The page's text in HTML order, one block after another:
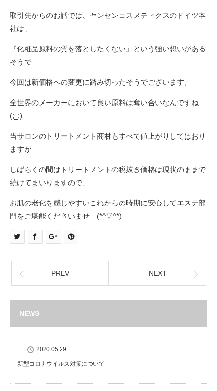
取引先からのお話では、ヤンセンコスメティクスのドイツ本
社は、
『化粧品原料の質を落としたくない』という強い想いがある
そうで
今回は新価格への変更に踏み切ったそうでございます。
全世界のメーカーにおいて良い原料は奪い合いなんですね
(;_;)
当サロンのトリートメント商材もすべて値上がりしてはおり
ますが
しばらくの間はトリートメントの税抜き価格は現状のままで
続けてまいりますので、
お肌の老化を感じやすいこれからの時期に安心してエステ部
門をご堪能くださいませ (*^▽^*)
PREV NEXT
NEWS
2020.05.29
新型コロナウイルス対策について